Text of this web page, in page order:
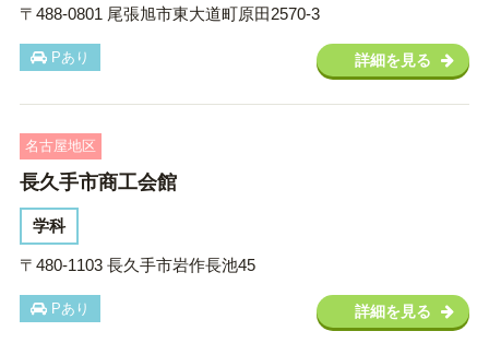
〒488-0801 尾張旭市東大道町原田2570-3
Pあり 詳細を見る
名古屋地区
長久手市商工会館
学科
〒480-1103 長久手市岩作長池45
Pあり 詳細を見る